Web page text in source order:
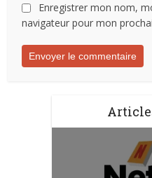
Enregistrer mon nom,
navigateur pour mon